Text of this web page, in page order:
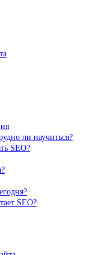
ли научиться?
SEO?
SEO?